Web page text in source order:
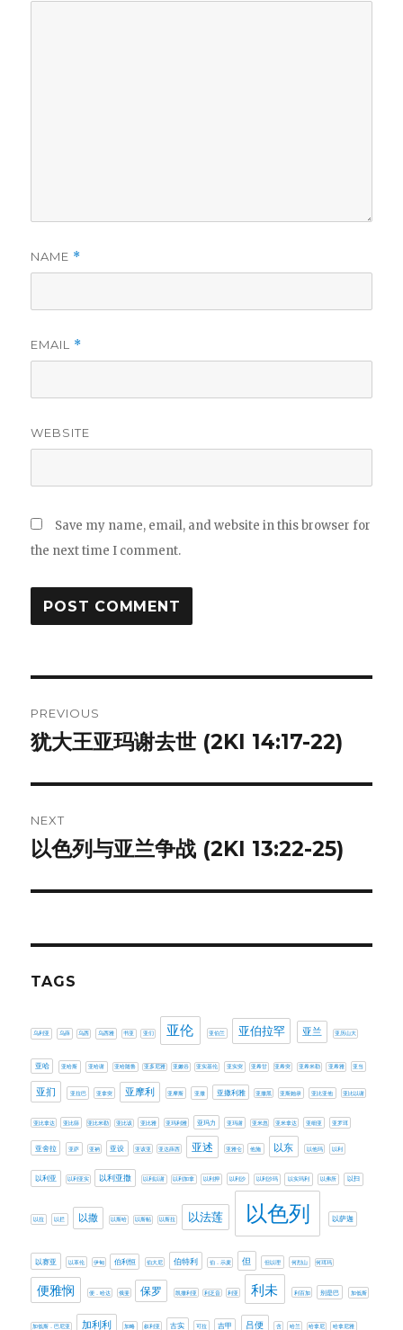
NAME *
EMAIL *
WEBSITE
Save my name, email, and website in this browser for
the next time I comment.
navigation
PREVIOUS
Previous
犹大王亚玛谢去世 (2KI 14:17-22)
NEXT
Next
以色列与亚兰争战 (2KI 13:22-25)
TAGS
乌利亚 乌薛 乌西 乌西雅 书亚 亚们 亚伦 亚伯兰 亚伯拉罕 亚兰 亚历山大
亚哈 亚哈斯 亚哈谢 亚哈随鲁 亚多尼雅 亚嫩谷 亚实基伦 亚实突 亚希甘 亚希突 亚希米勒 亚希雅 亚当
亚扪 亚拉巴 亚拿突 亚摩利 亚摩斯 亚撒 亚撒利雅 亚撒黑 亚斯她录 亚比亚他 亚比以谢
亚比拿达 亚比筛 亚比米勒 亚比该 亚比雅 亚玛利雅 亚玛力 亚玛谢 亚米忽 亚米拿达 亚细亚 亚罗珥
亚舍拉 亚萨 亚衲 亚设 亚该亚 亚达薛西 亚述 亚雅仑 他施 以东 以他玛 以利
以利亚 以利亚实 以利亚撒 以利以谢 以利加拿 以利押 以利沙 以利沙玛 以实玛利 以弗所 以扫
以拉 以拦 以撒 以斯哈 以斯帖 以斯拉 以法莲 以色列 以萨迦
以赛亚 以革伦 伊甸 伯利恒 伯大尼 伯特利 伯．示麦 但 但以理 何烈山 何珥玛
便雅悯 便．哈达 俄斐 保罗 凯撒利亚 利乏音 利亚 利未 利百加 别是巴 加低斯
加低斯．巴尼亚 加利利 加略 叙利亚 古实 可拉 吉甲 吕便 含 哈兰 哈拿尼 哈拿尼雅